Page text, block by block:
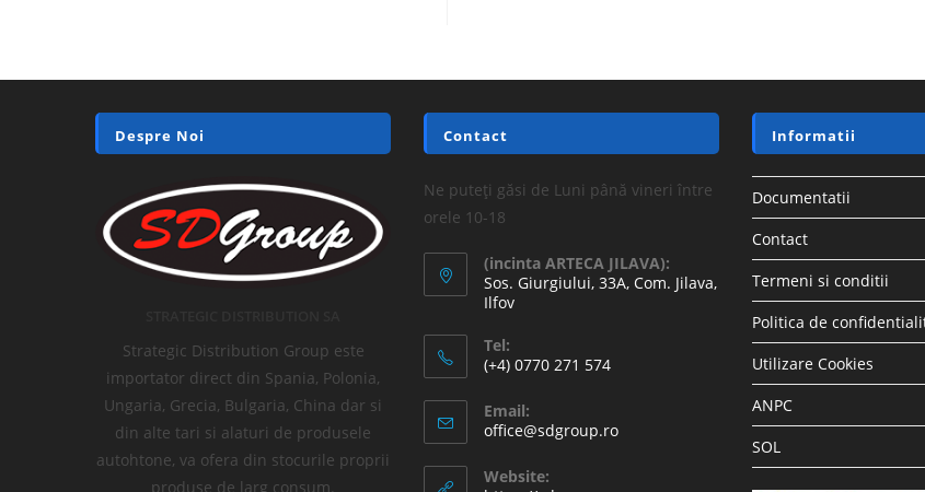
Despre Noi
Strategic Distribution Group este
importator direct din Spania, Polonia,
Ungaria, Grecia, Bulgaria, China dar si
din alte tari si alaturi de produsele
autohtone, va ofera din stocurile proprii
produse de larg consum.
Contact
Ne puteți găsi de Luni până vineri între
orele 10-18
(incinta ARTECA JILAVA):
Sos. Giurgiului, 33A, Com. Jilava,
Ilfov
Tel:
(+4) 0770 271 574
Email:
office@sdgroup.ro
Website:
Informatii
Documentatii
Contact
Termeni si conditii
Politica de
Utilizare Cookies
ANPC
SOL